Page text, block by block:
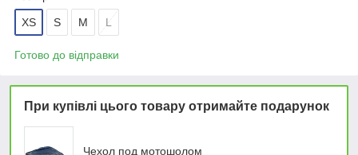
XS S M L
Готово до відправки
При купівлі цього товару отримайте подарунок
Чехол под мотошолом